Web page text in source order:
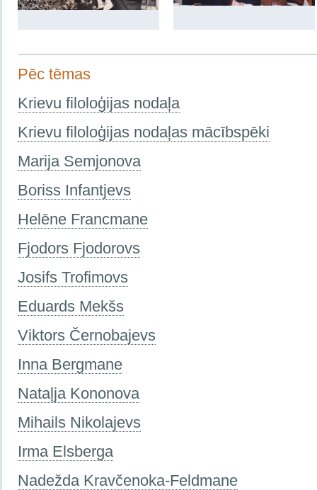
Pēc tēmas
Krievu filoloģijas nodaļa
Krievu filoloģijas nodaļas mācībspēki
Marija Semjonova
Boriss Infantjevs
Helēne Francmane
Fjodors Fjodorovs
Josifs Trofimovs
Eduards Mekšs
Viktors Černobajevs
Inna Bergmane
Nataļja Kononova
Mihails Nikolajevs
Irma Elsberga
Nadežda Kravčenoka-Feldmane